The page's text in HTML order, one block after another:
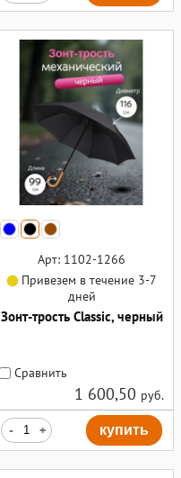
Арт: 1102-1266
Привезем в течение 3-7
дней
Зонт-трость Classic, черный
Сравнить
1 600,50 руб.
- + купить